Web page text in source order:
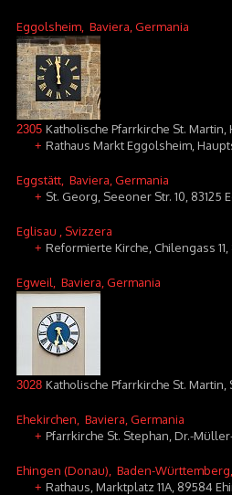
Eggolsheim , Baviera, Germania
2305 Katholische Pfarrkirche St. Martin,
+ Rathaus Markt Eggolsheim,
Eggstätt , Baviera, Germania
+ St. Georg, Seeoner Str. 10, 83125
Eglisau , Svizzera
+ Reformierte Kirche, Chilengass 11,
Egweil , Baviera, Germania
3028 Katholische Pfarrkirche St. Martin,
Ehekirchen , Baviera, Germania
+ Pfarrkirche St. Stephan, Dr.-
Ehingen (Donau) , Baden-
+ Rathaus, Marktplatz 11A, 89584